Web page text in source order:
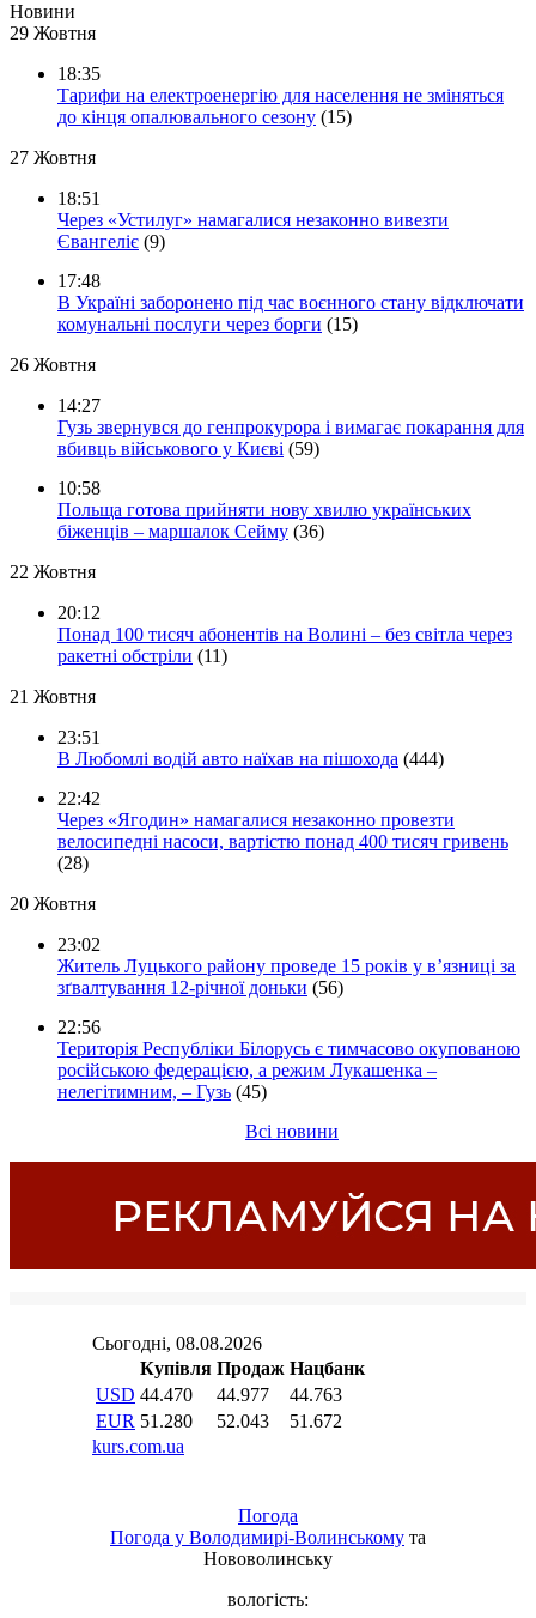
Новини
29 Жовтня
18:35
Тарифи на електроенергію для населення не зміняться
до кінця опалювального сезону (15)
27 Жовтня
18:51
Через «Устилуг» намагалися незаконно вивезти
Євангеліє (9)
17:48
В Україні заборонено під час воєнного стану відключати
комунальні послуги через борги (15)
26 Жовтня
14:27
Гузь звернувся до генпрокурора і вимагає покарання для
вбивць військового у Києві (59)
10:58
Польща готова прийняти нову хвилю українських
біженців – маршалок Сейму (36)
22 Жовтня
20:12
Понад 100 тисяч абонентів на Волині – без світла через
ракетні обстріли (11)
21 Жовтня
23:51
В Любомлі водій авто наїхав на пішохода (444)
22:42
Через «Ягодин» намагалися незаконно провезти
велосипедні насоси, вартістю понад 400 тисяч гривень
(28)
20 Жовтня
23:02
Житель Луцького району проведе 15 років у в’язниці за
зґвалтування 12-річної доньки (56)
22:56
Територія Республіки Білорусь є тимчасово окупованою
російською федерацією, а режим Лукашенка –
нелегітимним, – Гузь (45)
Всі новини
Погода
Погода у Володимирі-Волинському та
Нововолинську
вологість: